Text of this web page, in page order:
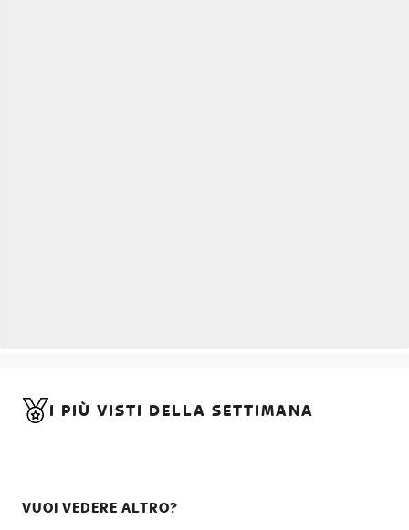
I PIÙ VISTI DELLA SETTIMANA
VUOI VEDERE ALTRO?